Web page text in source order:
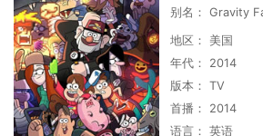
别名： Gravity
地区： 美国
年代： 2014
版本： TV
首播： 2014
语言： 英语